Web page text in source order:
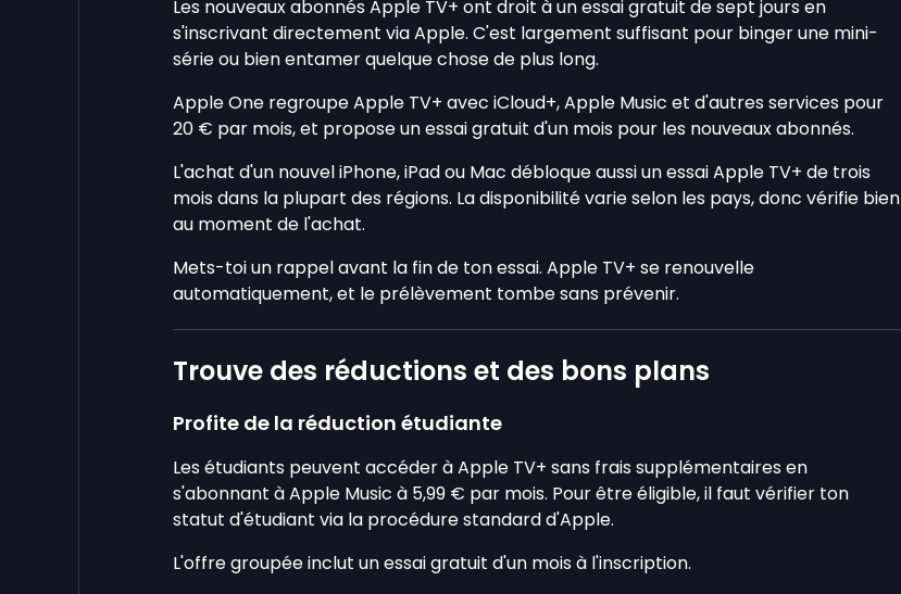
Les nouveaux abonnés Apple TV+ ont droit à un essai gratuit de sept jours en
s'inscrivant directement via Apple. C'est largement suffisant pour binger une mini-
série ou bien entamer quelque chose de plus long.
Apple One regroupe Apple TV+ avec iCloud+, Apple Music et d'autres services pour
20 € par mois, et propose un essai gratuit d'un mois pour les nouveaux abonnés.
L'achat d'un nouvel iPhone, iPad ou Mac débloque aussi un essai Apple TV+ de trois
mois dans la plupart des régions. La disponibilité varie selon les pays, donc vérifie bien
au moment de l'achat.
Mets-toi un rappel avant la fin de ton essai. Apple TV+ se renouvelle
automatiquement, et le prélèvement tombe sans prévenir.
Trouve des réductions et des bons plans
Profite de la réduction étudiante
Les étudiants peuvent accéder à Apple TV+ sans frais supplémentaires en
s'abonnant à Apple Music à 5,99 € par mois. Pour être éligible, il faut vérifier ton
statut d'étudiant via la procédure standard d'Apple.
L'offre groupée inclut un essai gratuit d'un mois à l'inscription.